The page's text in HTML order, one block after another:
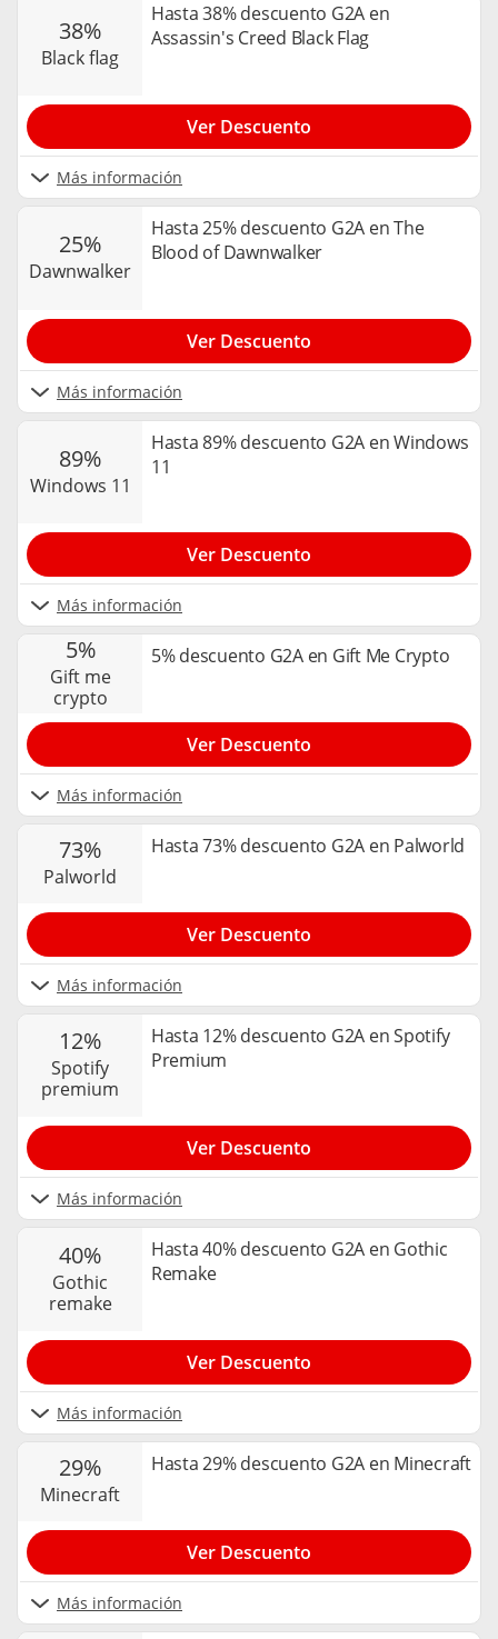
38%
black flag
Hasta 38% descuento G2A en
Assassin's Creed Black Flag
Más información
Ver Descuento
25%
dawnwalker
Hasta 25% descuento G2A en The
Blood of Dawnwalker
Más información
Ver Descuento
89%
windows 11
Hasta 89% descuento G2A en Windows
11
Más información
Ver Descuento
5%
gift me
crypto
5% descuento G2A en Gift Me Crypto
Más información
Ver Descuento
73%
palworld
Hasta 73% descuento G2A en Palworld
Más información
Ver Descuento
12%
spotify
premium
Hasta 12% descuento G2A en Spotify
Premium
Más información
Ver Descuento
40%
gothic
remake
Hasta 40% descuento G2A en Gothic
Remake
Más información
Ver Descuento
29%
minecraft
Hasta 29% descuento G2A en Minecraft
Más información
Ver Descuento